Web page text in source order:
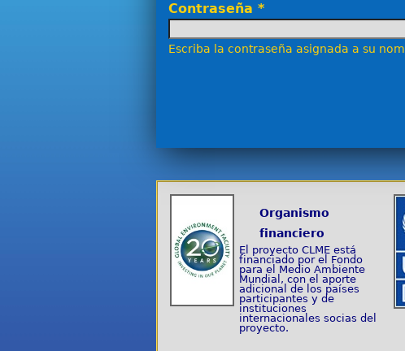
Contraseña *
Escriba la contraseña asignada a su
Organismo
financiero
El proyecto CLME está
financiado por el Fondo
para el Medio Ambiente
Mundial, con el aporte
adicional de los países
participantes y de
instituciones
internacionales socias del
proyecto.